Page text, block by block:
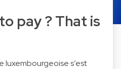
pay ? That is
luxembourgeoise s’est